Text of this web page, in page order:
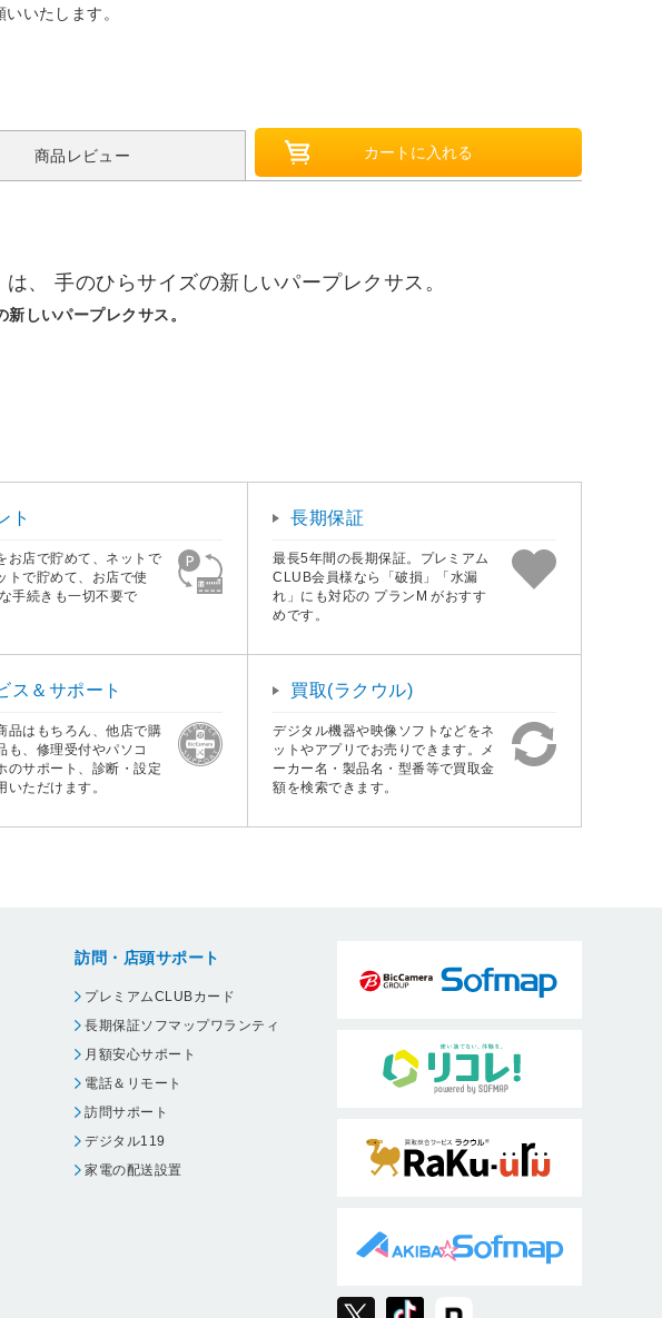
いたします。
商品レビュー
、 手のひらサイズの新しいパープレクサス。
しいパープレクサス。
ト
お店で貯めて、ネットで
トで貯めて、お店で使
手続きも一切不要で
長期保証
最長5年間の長期保証。プレミアム
CLUB会員様なら「破損」「水漏
れ」にも対応の プランM がおすす
めです。
ス＆サポート
品はもちろん、他店で購
も、修理受付やパソコ
のサポート、診断・設定
いただけます。
買取(ラクウル)
デジタル機器や映像ソフトなどをネ
ットやアプリでお売りできます。メ
ーカー名・製品名・型番等で買取金
額を検索できます。
訪問・店頭サポート
プレミアムCLUBカード
長期保証ソフマップワランティ
月額安心サポート
電話＆リモート
訪問サポート
デジタル119
家電の配送設置